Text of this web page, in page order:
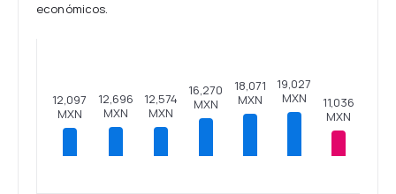
económicos.
12,097
MXN
12,696
MXN
12,574
MXN
16,270
MXN
18,071
MXN
19,027
MXN
11,036
MXN